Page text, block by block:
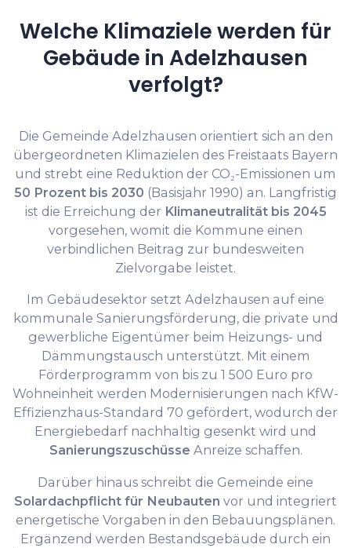
Welche Klimaziele werden für
Gebäude in Adelzhausen
verfolgt?
Die Gemeinde Adelzhausen orientiert sich an den
übergeordneten Klimazielen des Freistaats Bayern
und strebt eine Reduktion der CO₂-Emissionen um
50 Prozent bis 2030 (Basisjahr 1990) an. Langfristig
ist die Erreichung der Klimaneutralität bis 2045
vorgesehen, womit die Kommune einen
verbindlichen Beitrag zur bundesweiten
Zielvorgabe leistet.
Im Gebäudesektor setzt Adelzhausen auf eine
kommunale Sanierungsförderung, die private und
gewerbliche Eigentümer beim Heizungs- und
Dämmungstausch unterstützt. Mit einem
Förderprogramm von bis zu 1 500 Euro pro
Wohneinheit werden Modernisierungen nach KfW-
Effizienzhaus-Standard 70 gefördert, wodurch der
Energiebedarf nachhaltig gesenkt wird und
Sanierungszuschüsse Anreize schaffen.
Darüber hinaus schreibt die Gemeinde eine
Solardachpflicht für Neubauten vor und integriert
energetische Vorgaben in den Bebauungsplänen.
Ergänzend werden Bestandsgebäude durch ein